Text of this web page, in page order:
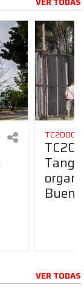
TC2000
VER TODAS